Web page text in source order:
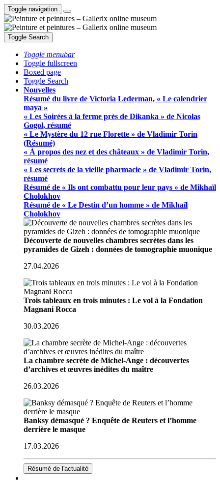
Toggle navigation
Toggle Search
Toggle menubar
Toggle fullscreen
Boxed page
Toggle Search
Nouvelles
Résumé du livre de Victoria Lederman, « Le calendrier
maya »
« Les Soirées à la ferme près de Dikanka » de Nicolas
Gogol, résumé
« Le Mystère du 12 rue Florette » de Vladimir Torin
(Résumé)
« À propos des nez et des châteaux » de Vladimir Torin,
résumé
« Les secrets de la vieille pharmacie » de Vladimir Torin,
résumé
Résumé de « Ils ont combattu pour leur pays » de Mikhaïl
Cholokhov
Résumé de « Le Destin d’un homme » de Mikhaïl
Cholokhov
Découverte de nouvelles chambres secrètes dans les
pyramides de Gizeh : données de tomographie muonique
27.04.2026
Trois tableaux en trois minutes : Le vol à la Fondation
Magnani Rocca
30.03.2026
La chambre secrète de Michel-Ange : découvertes
d’archives et œuvres inédites du maître
26.03.2026
Banksy démasqué ? Enquête de Reuters et l’homme
derrière le masque
17.03.2026
Résumé de l'actualité